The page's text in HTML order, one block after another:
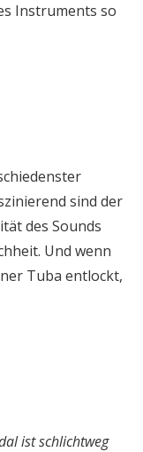
Instruments so
sind der
des Sounds
Und wenn
Tuba entlockt,
ist schlichtweg